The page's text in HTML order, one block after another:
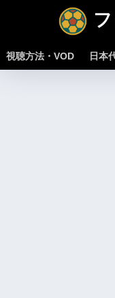
視聴方法・VOD 日本